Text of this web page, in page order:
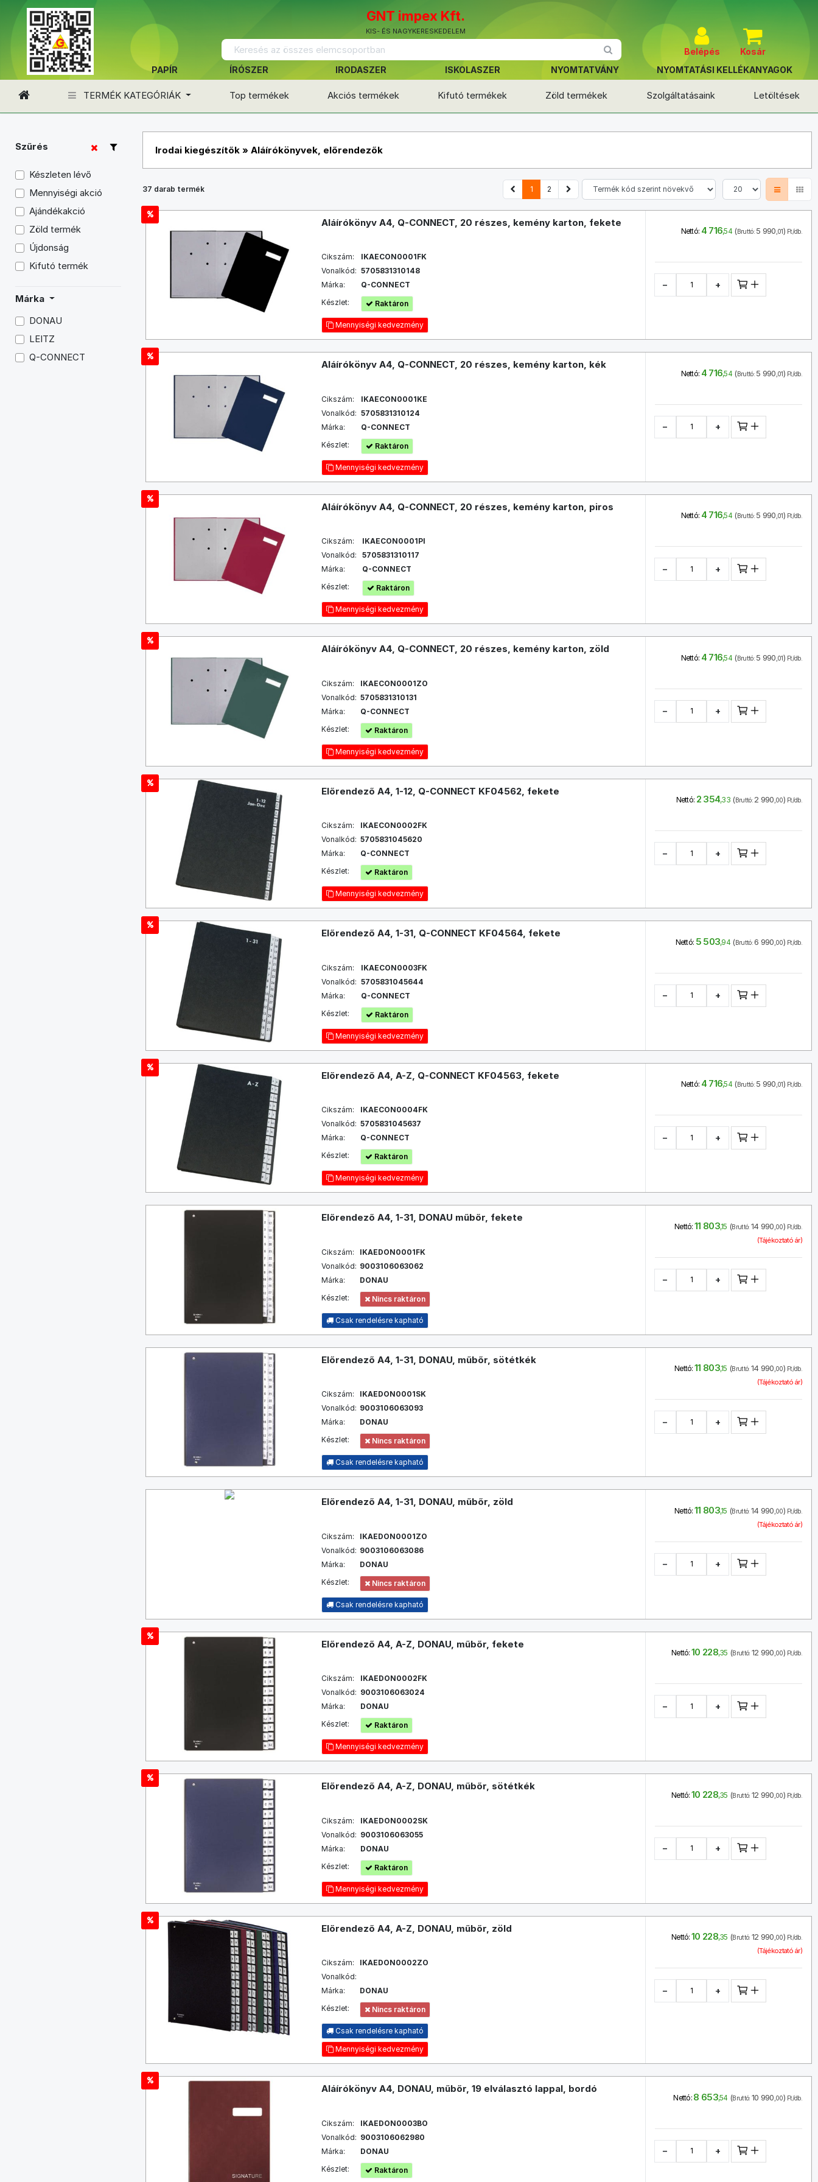
GNT impex Kft.
KIS- ÉS NAGYKERESKEDELEM
Belépés
Kosár
PAPÍR
ÍRÓSZER IRODASZER ISKOLASZER NYOMTATVÁNY NYOMTATÁSI KELLÉKANYAGOK
TERMÉK KATEGÓRIÁK Top termékek Akciós termékek Kifutó termékek Zöld termékek Szolgáltatásaink Letöltések
Szűrés
Készleten lévő
Mennyiségi akció
Ajándékakció
Zöld termék
Újdonság
Kifutó termék
Márka
DONAU
LEITZ
Q-CONNECT
Irodai kiegészítők » Aláírókönyvek, előrendezők
37 darab termék 1 2
Aláírókönyv A4, Q-CONNECT, 20 részes, kemény karton, fekete
Cikszám:
IKAECON0001FK
Vonalkód: 5705831310148
Márka:
Q-CONNECT
Készlet:
Raktáron
Mennyiségi kedvezmény
Nettó: 4 716,54 (Bruttó: 5 990,01) Ft/db.
− +
Aláírókönyv A4, Q-CONNECT, 20 részes, kemény karton, kék
Cikszám:
IKAECON0001KE
Vonalkód: 5705831310124
Márka:
Q-CONNECT
Készlet:
Raktáron
Mennyiségi kedvezmény
Nettó: 4 716,54 (Bruttó: 5 990 ,01) Ft/db.
− +
Aláírókönyv A4, Q-CONNECT, 20 részes, kemény karton, piros
Cikszám:
IKAECON0001PI
Vonalkód:
5705831310117
Márka:
Q-CONNECT
Készlet:
Raktáron
Mennyiségi kedvezmény
Nettó: 4 716,54 (Bruttó: 5 990,01) Ft/db.
− +
Aláírókönyv A4, Q-CONNECT, 20 részes, kemény karton, zöld
Cikszám:
IKAECON0001ZO
Vonalkód: 5705831310131
Márka:
Q-CONNECT
Készlet:
Raktáron
Mennyiségi kedvezmény
Nettó: 4 716,54 (Bruttó: 5 990 ,01) Ft/db.
− +
Előrendező A4, 1-12, Q-CONNECT KF04562, fekete
Cikszám:
IKAECON0002FK
Vonalkód: 5705831045620
Márka:
Q-CONNECT
Készlet:
Raktáron
Mennyiségi kedvezmény
Nettó: 2 354,33 (Bruttó:2 990,00) Ft/db.
− +
Előrendező A4, 1-31, Q-CONNECT KF04564, fekete
Cikszám:
IKAECON0003FK
Vonalkód: 5705831045644
Márka:
Q-CONNECT
Készlet:
Raktáron
Mennyiségi kedvezmény
Nettó: 5 503,94 (Bruttó:6 990 ,00) Ft/db.
− +
Előrendező A4, A-Z, Q-CONNECT KF04563, fekete
Cikszám:
IKAECON0004FK
Vonalkód: 5705831045637
Márka:
Q-CONNECT
Készlet:
Raktáron
Mennyiségi kedvezmény
Nettó: 4 716,54 (Bruttó: 5 990,01) Ft/db.
− +
Előrendező A4, 1-31, DONAU műbőr, fekete
Cikszám:
IKAEDON0001FK
Vonalkód: 9003106063062
Márka:
DONAU
Készlet:
Nincs raktáron
Csak rendelésre kapható
Nettó:11 803,15 (Bruttó: 14 990 ,00) Ft/db.
(Tájékoztató ár)
− +
Előrendező A4, 1-31, DONAU, műbőr, sötétkék
Cikszám:
IKAEDON0001SK
Vonalkód: 9003106063093
Márka:
DONAU
Készlet:
Nincs raktáron
Csak rendelésre kapható
Nettó:11 803,15 (Bruttó: 14 990,00) Ft/db.
(Tájékoztató ár)
− +
Előrendező A4, 1-31, DONAU, műbőr, zöld
Cikszám:
IKAEDON0001ZO
Vonalkód: 9003106063086
Márka:
DONAU
Készlet:
Nincs raktáron
Csak rendelésre kapható
Nettó:11 803,15 (Bruttó: 14 990 ,00) Ft/db.
(Tájékoztató ár)
− +
Előrendező A4, A-Z, DONAU, műbőr, fekete
Cikszám:
IKAEDON0002FK
Vonalkód: 9003106063024
Márka:
DONAU
Készlet:
Raktáron
Mennyiségi kedvezmény
Nettó:10 228,35 (Bruttó: 12 990,00) Ft/db.
− +
Előrendező A4, A-Z, DONAU, műbőr, sötétkék
Cikszám:
IKAEDON0002SK
Vonalkód: 9003106063055
Márka:
DONAU
Készlet:
Raktáron
Mennyiségi kedvezmény
Nettó:10 228,35 (Bruttó: 12 990 ,00) Ft/db.
− +
Előrendező A4, A-Z, DONAU, műbőr, zöld
Cikszám:
IKAEDON0002ZO
Vonalkód:
Márka:
DONAU
Készlet:
Nincs raktáron
Csak rendelésre kapható
Mennyiségi kedvezmény
Nettó:10 228,35 (Bruttó: 12 990,00) Ft/db.
(Tájékoztató ár)
− +
Aláírókönyv A4, DONAU, műbőr, 19 elválasztó lappal, bordó
Cikszám:
IKAEDON0003BO
Vonalkód: 9003106062980
Márka:
DONAU
Készlet:
Raktáron
Nettó: 8 653,54 (Bruttó: 10 990 ,00) Ft/db.
− +